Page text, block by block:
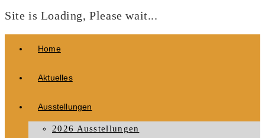
Site is Loading, Please wait...
Home
Aktuelles
Ausstellungen
2026 Ausstellungen